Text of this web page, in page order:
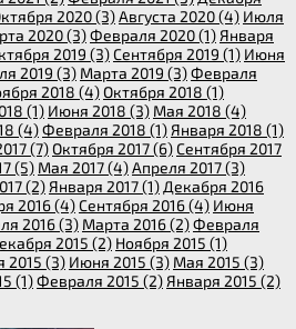
2020 (3)Августа 2020 (4) Июля
2020 (3)Февраля 2020 (1) Января
2019 (3)Сентября 2019 (1) Июня
2019 (3) Марта 2019 (3)Февраля
2018 (4)Октября 2018 (1)
(1) Июня 2018 (3) Мая 2018 (4)
(4)Февраля 2018 (1) Января 2018 (1)
(7)Октября 2017 (6)Сентября 2017
(5) Мая 2017 (4)Апреля 2017 (3)
(2) Января 2017 (1) Декабря 2016
2016 (4)Сентября 2016 (4) Июня
2016 (3) Марта 2016 (2)Февраля
2015 (2) Ноября 2015 (1)
2015 (3) Июня 2015 (3) Мая 2015 (3)
(1)Февраля 2015 (2) Января 2015 (2)